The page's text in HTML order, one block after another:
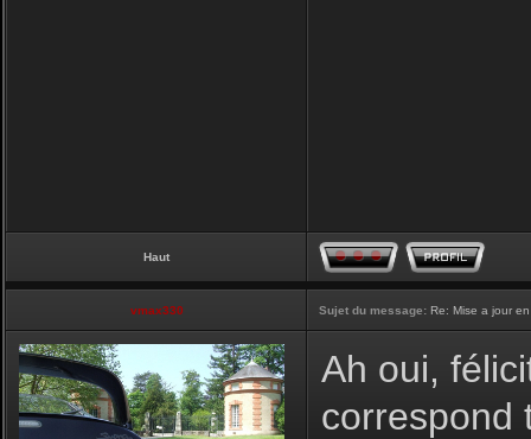
Haut
vmax330 Sujet du message: Re: Mise a jour
Ah oui,
correspond